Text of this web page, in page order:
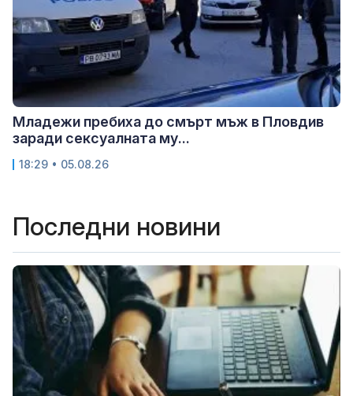
Младежи пребиха до смърт мъж в Пловдив
заради сексуалната му...
18:29 • 05.08.26
Последни новини